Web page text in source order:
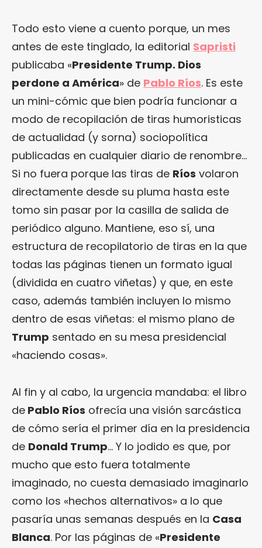
Todo esto viene a cuento porque, un mes
antes de este tinglado, la editorial Sapristi
publicaba «Presidente Trump. Dios
perdone a América» de Pablo Ríos. Es este
un mini-cómic que bien podría funcionar a
modo de recopilación de tiras humoristicas
de actualidad (y sorna) sociopolítica
publicadas en cualquier diario de renombre…
Si no fuera porque las tiras de Ríos volaron
directamente desde su pluma hasta este
tomo sin pasar por la casilla de salida de
periódico alguno. Mantiene, eso sí, una
estructura de recopilatorio de tiras en la que
todas las páginas tienen un formato igual
(dividida en cuatro viñetas) y que, en este
caso, además también incluyen lo mismo
dentro de esas viñetas: el mismo plano de
Trump sentado en su mesa presidencial
«haciendo cosas».
Al fin y al cabo, la urgencia mandaba: el libro
de Pablo Ríos ofrecía una visión sarcástica
de cómo sería el primer día en la presidencia
de Donald Trump… Y lo jodido es que, por
mucho que esto fuera totalmente
imaginado, no cuesta demasiado imaginarlo
como los «hechos alternativos» a lo que
pasaría unas semanas después en la Casa
Blanca. Por las páginas de «Presidente